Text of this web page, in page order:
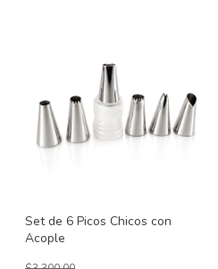
Set de 6 Picos Chicos con
Acople